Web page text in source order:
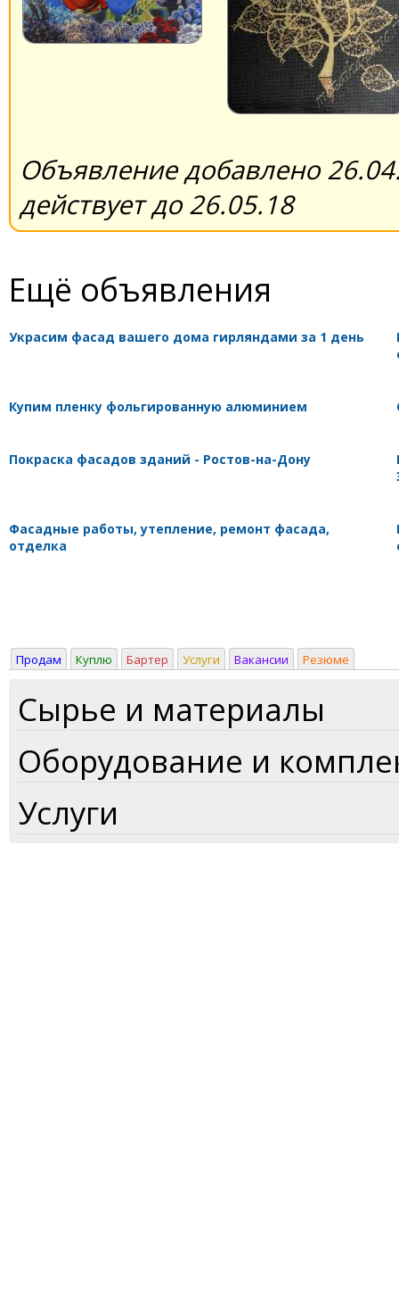
Объявление добавлено
действует до 26.05.18
Ещё объявления
Украсим фасад вашего дома гирляндами за 1 день
Купим пленку фольгированную алюминием
Покраска фасадов зданий - Ростов-на-Дону
Фасадные работы, утепление, ремонт фасада,
отделка
Продам Куплю Бартер Услуги Вакансии Резюме
Сырье и материалы
Оборудование и
Услуги